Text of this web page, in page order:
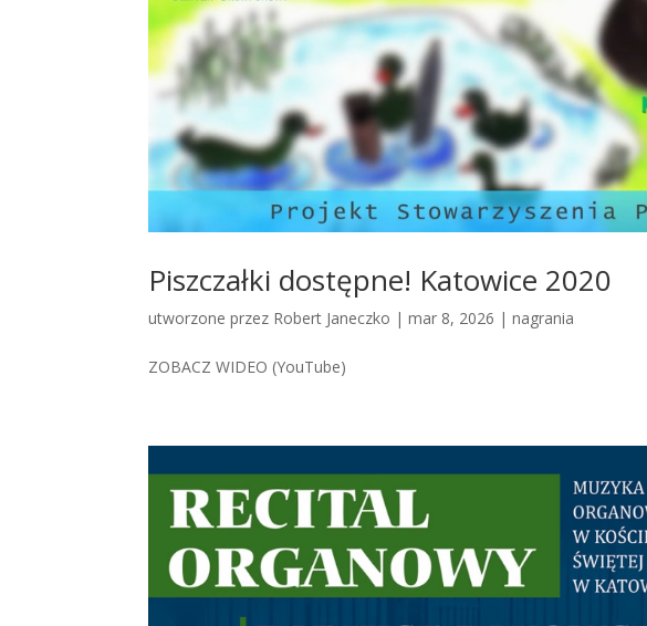
Piszczałki dostępne! Katowice 2020
utworzone przez Robert Janeczko |mar 8, 2026 |nagrania
ZOBACZ WIDEO (YouTube)